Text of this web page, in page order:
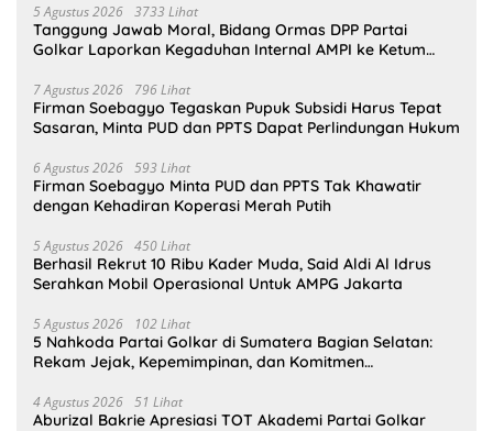
5 Agustus 2026 3733 Lihat
Tanggung Jawab Moral, Bidang Ormas DPP Partai
Golkar Laporkan Kegaduhan Internal AMPI ke Ketum
7 Agustus 2026 796 Lihat
Firman Soebagyo Tegaskan Pupuk Subsidi Harus Tepat
Sasaran, Minta PUD dan PPTS Dapat Perlindungan Hukum
6 Agustus 2026 593 Lihat
Firman Soebagyo Minta PUD dan PPTS Tak Khawatir
dengan Kehadiran Koperasi Merah Putih
5 Agustus 2026 450 Lihat
Berhasil Rekrut 10 Ribu Kader Muda, Said Aldi Al Idrus
Serahkan Mobil Operasional Untuk AMPG Jakarta
5 Agustus 2026 102 Lihat
5 Nahkoda Partai Golkar di Sumatera Bagian Selatan:
Rekam Jejak, Kepemimpinan, dan Komitmen
4 Agustus 2026 51 Lihat
Aburizal Bakrie Apresiasi TOT Akademi Partai Golkar